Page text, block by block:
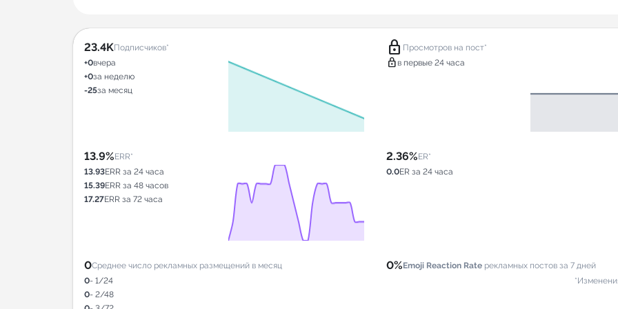
23.4KПодписчиков*
+0вчера
+0за неделю
-25за месяц
lock Просмотров на пост*
lock в первые 24 часа
13.9%ERR*
13.93ERR за 24 часа
15.39ERR за 48 часов
17.27ERR за 72 часа
2.36%ER*
0.0ER за 24 часа
0Среднее число рекламных размещений в месяц
0- 1/24
0- 2/48
0%Emoji Reaction Rate рекламных постов за 7 дней